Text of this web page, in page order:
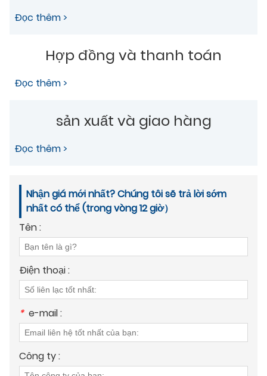
Đọc thêm >
Hợp đồng và thanh toán
Đọc thêm >
sản xuất và giao hàng
Đọc thêm >
Nhận giá mới nhất? Chúng tôi sẽ trả lời sớm
nhất có thể (trong vòng 12 giờ）
Tên :
Điện thoại :
* e-mail :
Công ty :